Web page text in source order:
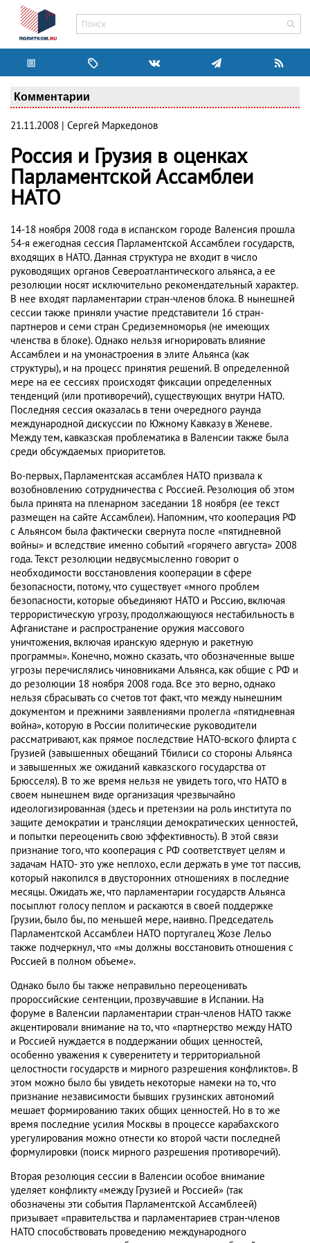
Комментарии
21.11.2008 | Сергей Маркедонов
Россия и Грузия в оценках
Парламентской Ассамблеи
НАТО
14-18 ноября 2008 года в испанском городе Валенсия прошла
54-я ежегодная сессия Парламентской Ассамблеи государств,
входящих в НАТО. Данная структура не входит в число
руководящих органов Североатлантического альянса, а ее
резолюции носят исключительно рекомендательный характер.
В нее входят парламентарии стран-членов блока. В нынешней
сессии также приняли участие представители 16 стран-
партнеров и семи стран Средиземноморья (не имеющих
членства в блоке). Однако нельзя игнорировать влияние
Ассамблеи и на умонастроения в элите Альянса (как
структуры), и на процесс принятия решений. В определенной
мере на ее сессиях происходят фиксации определенных
тенденций (или противоречий), существующих внутри НАТО.
Последняя сессия оказалась в тени очередного раунда
международной дискуссии по Южному Кавказу в Женеве.
Между тем, кавказская проблематика в Валенсии также была
среди обсуждаемых приоритетов.
Во-первых, Парламентская ассамблея НАТО призвала к
возобновлению сотрудничества с Россией. Резолюция об этом
была принята на пленарном заседании 18 ноября (ее текст
размещен на сайте Ассамблеи). Напомним, что кооперация РФ
с Альянсом была фактически свернута после «пятидневной
войны» и вследствие именно событий «горячего августа» 2008
года. Текст резолюции недвусмысленно говорит о
необходимости восстановления кооперации в сфере
безопасности, потому, что существует «много проблем
безопасности, которые объединяют НАТО и Россию, включая
террористическую угрозу, продолжающуюся нестабильность в
Афганистане и распространение оружия массового
уничтожения, включая иранскую ядерную и ракетную
программы». Конечно, можно сказать, что обозначенные выше
угрозы перечислялись чиновниками Альянса, как общие с РФ и
до резолюции 18 ноября 2008 года. Все это верно, однако
нельзя сбрасывать со счетов тот факт, что между нынешним
документом и прежними заявлениями пролегла «пятидневная
война», которую в России политические руководители
рассматривают, как прямое последствие НАТО-вского флирта с
Грузией (завышенных обещаний Тбилиси со стороны Альянса
и завышенных же ожиданий кавказского государства от
Брюсселя). В то же время нельзя не увидеть того, что НАТО в
своем нынешнем виде организация чрезвычайно
идеологизированная (здесь и претензии на роль института по
защите демократии и трансляции демократических ценностей,
и попытки переоценить свою эффективность). В этой связи
признание того, что кооперация с РФ соответствует целям и
задачам НАТО- это уже неплохо, если держать в уме тот пассив,
который накопился в двусторонних отношениях в последние
месяцы. Ожидать же, что парламентарии государств Альянса
посыплют голосу пеплом и раскаются в своей поддержке
Грузии, было бы, по меньшей мере, наивно. Председатель
Парламентской Ассамблеи НАТО португалец Жозе Лельо
также подчеркнул, что «мы должны восстановить отношения с
Россией в полном объеме».
Однако было бы также неправильно переоценивать
пророссийские сентенции, прозвучавшие в Испании. На
форуме в Валенсии парламентарии стран-членов НАТО также
акцентировали внимание на то, что «партнерство между НАТО
и Россией нуждается в поддержании общих ценностей,
особенно уважения к суверенитету и территориальной
целостности государств и мирного разрешения конфликтов». В
этом можно было бы увидеть некоторые намеки на то, что
признание независимости бывших грузинских автономий
мешает формированию таких общих ценностей. Но в то же
время последние усилия Москвы в процессе карабахского
урегулирования можно отнести ко второй части последней
формулировки (поиск мирного разрешения противоречий).
Вторая резолюция сессии в Валенсии особое внимание
уделяет конфликту «между Грузией и Россией» (так
обозначены эти события Парламентской Ассамблеей)
призывает «правительства и парламентариев стран-членов
НАТО способствовать проведению международного